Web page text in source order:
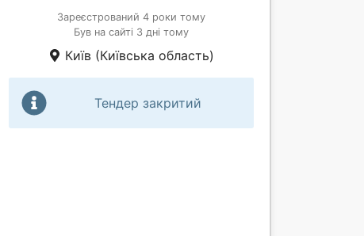
Зареєстрований 4 роки тому
Був на сайті 3 дні тому
Київ (Київська область)
Тендер закритий